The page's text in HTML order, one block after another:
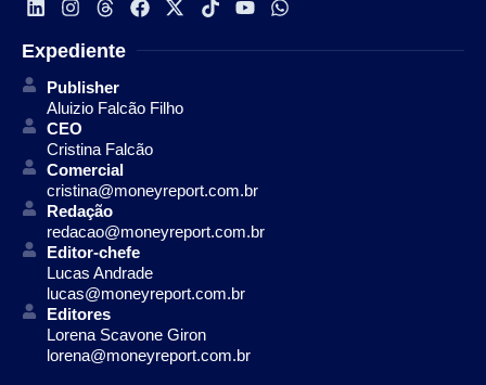
Expediente
Publisher
Aluizio Falcão Filho
CEO
Cristina Falcão
Comercial
cristina@moneyreport.com.br
Redação
redacao@moneyreport.com.br
Editor-chefe
Lucas Andrade
lucas@moneyreport.com.br
Editores
Lorena Scavone Giron
lorena@moneyreport.com.br